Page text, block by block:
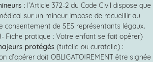
:l’Article 372-2 du Code Civil dispose que
sur un mineur impose de recueillir au
consentement de SES représentants légaux.
Fiche pratique : Votre enfant se fait opérer)
protégés(tutelle ou curatelle) :
d’opérer doit OBLIGATOIREMENT être signée